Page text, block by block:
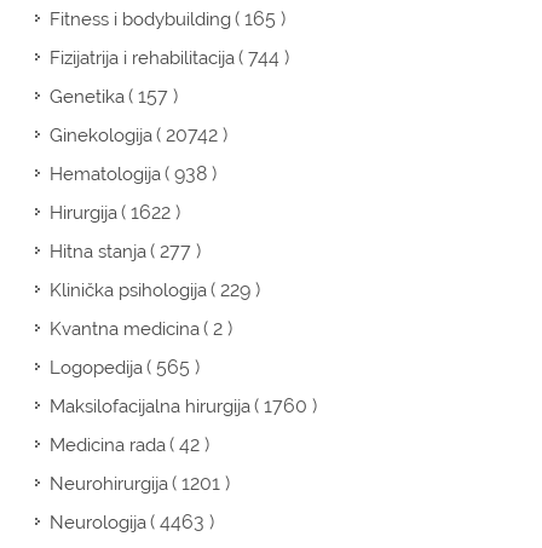
Fitness i bodybuilding( 165 )
Fizijatrija i rehabilitacija( 744 )
Genetika( 157 )
Ginekologija( 20742 )
Hematologija( 938 )
Hirurgija( 1622 )
Hitna stanja( 277 )
Klinička psihologija( 229 )
Kvantna medicina( 2 )
Logopedija( 565 )
Maksilofacijalna hirurgija( 1760 )
Medicina rada( 42 )
Neurohirurgija( 1201 )
Neurologija( 4463 )